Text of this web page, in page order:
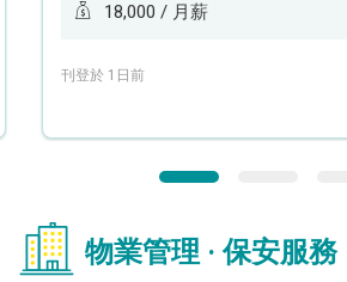
18,000 / 月薪
刊登於 1日前
物業管理 · 保安服務